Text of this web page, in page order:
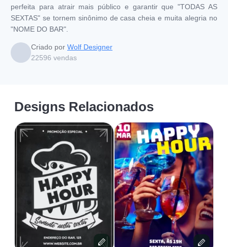
perfeita para atrair mais público e garantir que "TODAS AS
SEXTAS" se tornem sinônimo de casa cheia e muita alegria no
"NOME DO BAR".
Criado por Wolf Designer
22596 vendas
Designs Relacionados